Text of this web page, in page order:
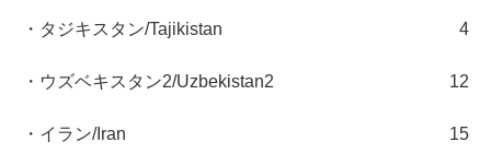
・タジキスタン/Tajikistan 4
・ウズベキスタン2/Uzbekistan2 12
・イラン/Iran 15